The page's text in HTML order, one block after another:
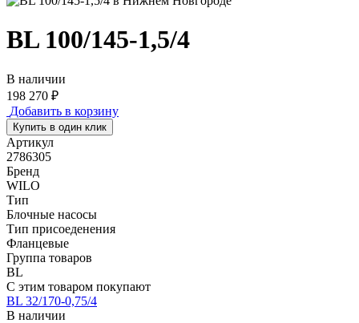
BL 100/145-1,5/4
В наличии
198 270 ₽
Добавить в корзину
Купить в один клик
Артикул
2786305
Бренд
WILO
Тип
Блочные насосы
Тип присоеденения
Фланцевые
Группа товаров
BL
С этим товаром покупают
BL 32/170-0,75/4
В наличии